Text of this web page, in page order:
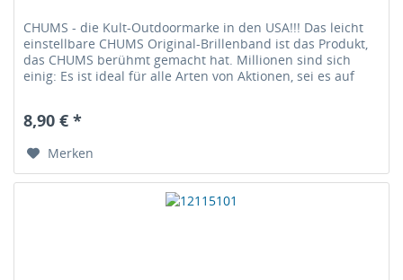
CHUMS - die Kult-Outdoormarke in den USA!!! Das leicht
einstellbare CHUMS Original-Brillenband ist das Produkt,
das CHUMS berühmt gemacht hat. Millionen sind sich
einig: Es ist ideal für alle Arten von Aktionen, sei es auf
8,90 € *
Merken